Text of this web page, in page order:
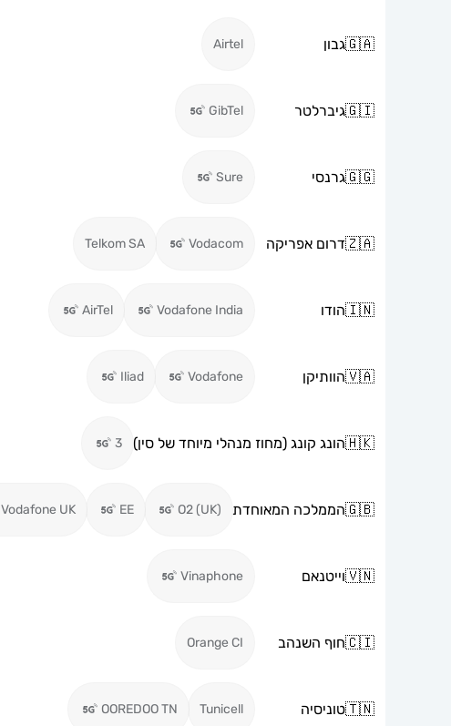
🇬🇦גבון Airtel
🇬🇮גיברלטר GibTel
🇬🇬גרנסי Sure
🇿🇦דרום אפריקה Vodacom
Telkom SA
🇮🇳הודו Vodafone India
AirTel
🇻🇦הוותיקן Vodafone
Iliad
🇭🇰הונג קונג (מחוז מנהלי מיוחד של סין) 3
🇬🇧הממלכה המאוחדת O2 (UK)
EE
Vodafone UK
🇻🇳וייטנאם Vinaphone
🇨🇮חוף השנהב Orange CI
🇹🇳טוניסיה Tunicell
OOREDOO TN